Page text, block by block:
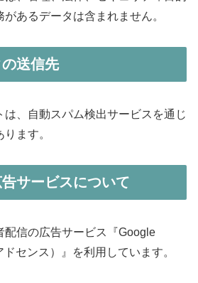
あるデータは含まれません。
送信先
、自動スパム検出サービスを通じ
ます。
サービスについて
配信の広告サービス『Google
センス）』を利用しています。